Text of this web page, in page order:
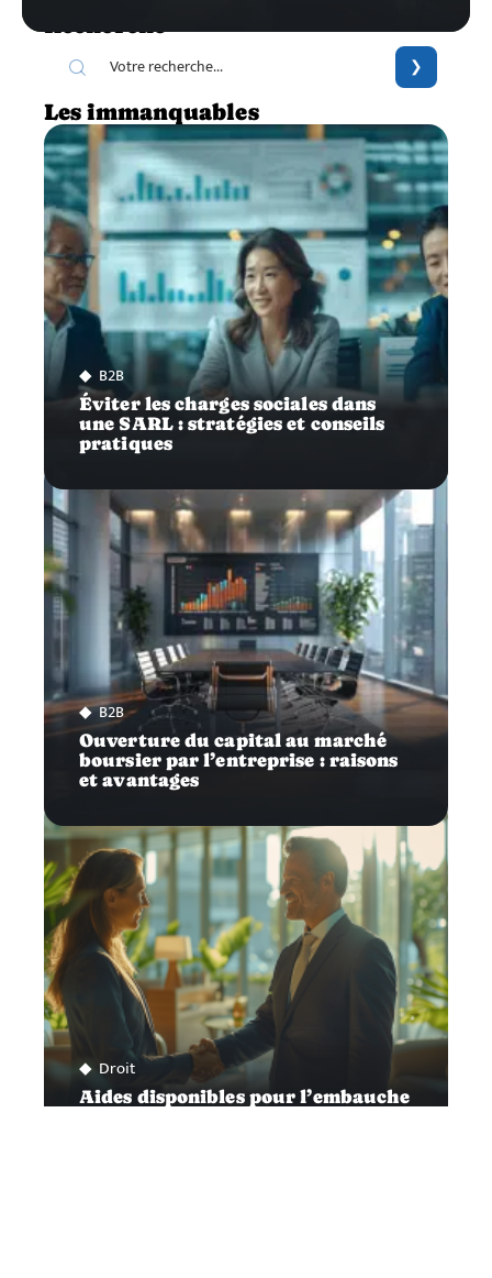
Recherche
Les immanquables
B2B
Éviter les charges sociales dans
une SARL : stratégies et conseils
pratiques
B2B
Ouverture du capital au marché
boursier par l’entreprise : raisons
et avantages
Droit
Aides disponibles pour l’embauche